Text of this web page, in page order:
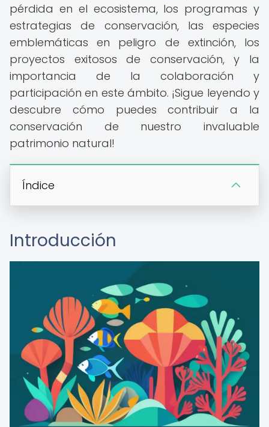
pérdida en el ecosistema, los programas y
estrategias de conservación, las especies
emblemáticas en peligro de extinción, los
proyectos exitosos de conservación, y la
importancia de la colaboración y
participación en este ámbito. ¡Sigue leyendo y
descubre cómo puedes contribuir a la
conservación de nuestro invaluable
patrimonio natural!
Índice
Introducción